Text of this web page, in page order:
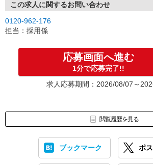
この求人に関するお問い合わせ
0120-962-176
担当：採用係
応募画面へ進む
1分で応募完了!!
求人応募期間：2026/08/07～
閲覧履歴を見る
ブックマーク ポ